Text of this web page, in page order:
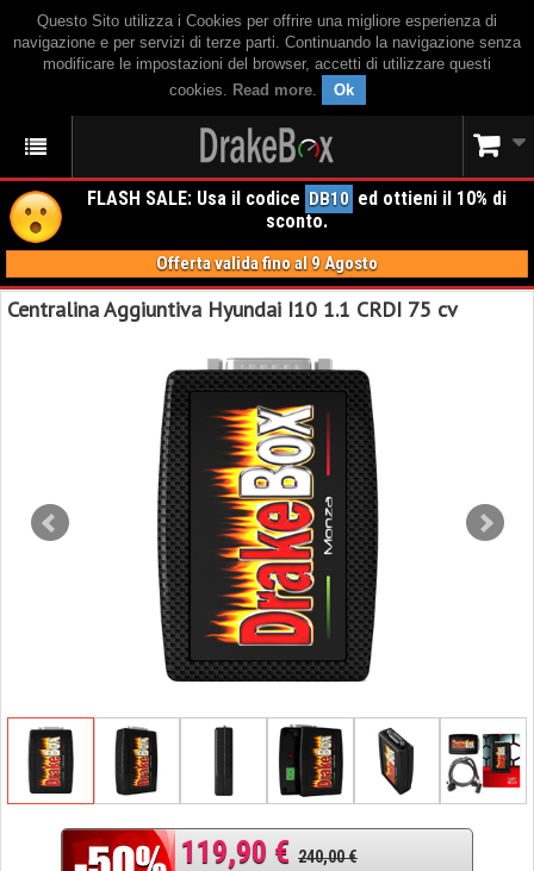
Questo Sito utilizza i Cookies per offrire una migliore esperienza di
navigazione e per servizi di terze parti. Continuando la navigazione senza
modificare le impostazioni del browser, accetti di utilizzare questi
cookies. Read more. Ok
FLASH SALE: Usa il codice DB10 ed ottieni il 10% di
sconto.
Offerta valida fino al 9 Agosto
Centralina Aggiuntiva Hyundai I10 1.1 CRDI 75 cv
119,90 € 240,00 €